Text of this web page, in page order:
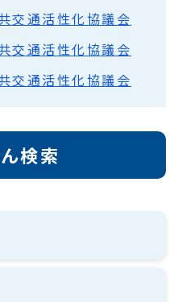
交通活性化協議会
交通活性化協議会
交通活性化協議会
検索